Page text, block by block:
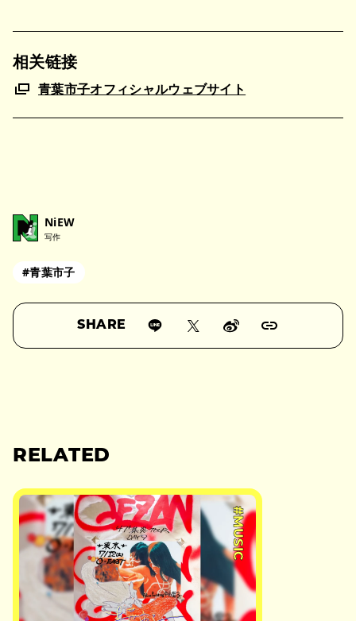
相关链接
青葉市子オフィシャルウェブサイト
NiEW
写作
#青葉市子
SHARE
RELATED
#MUSIC